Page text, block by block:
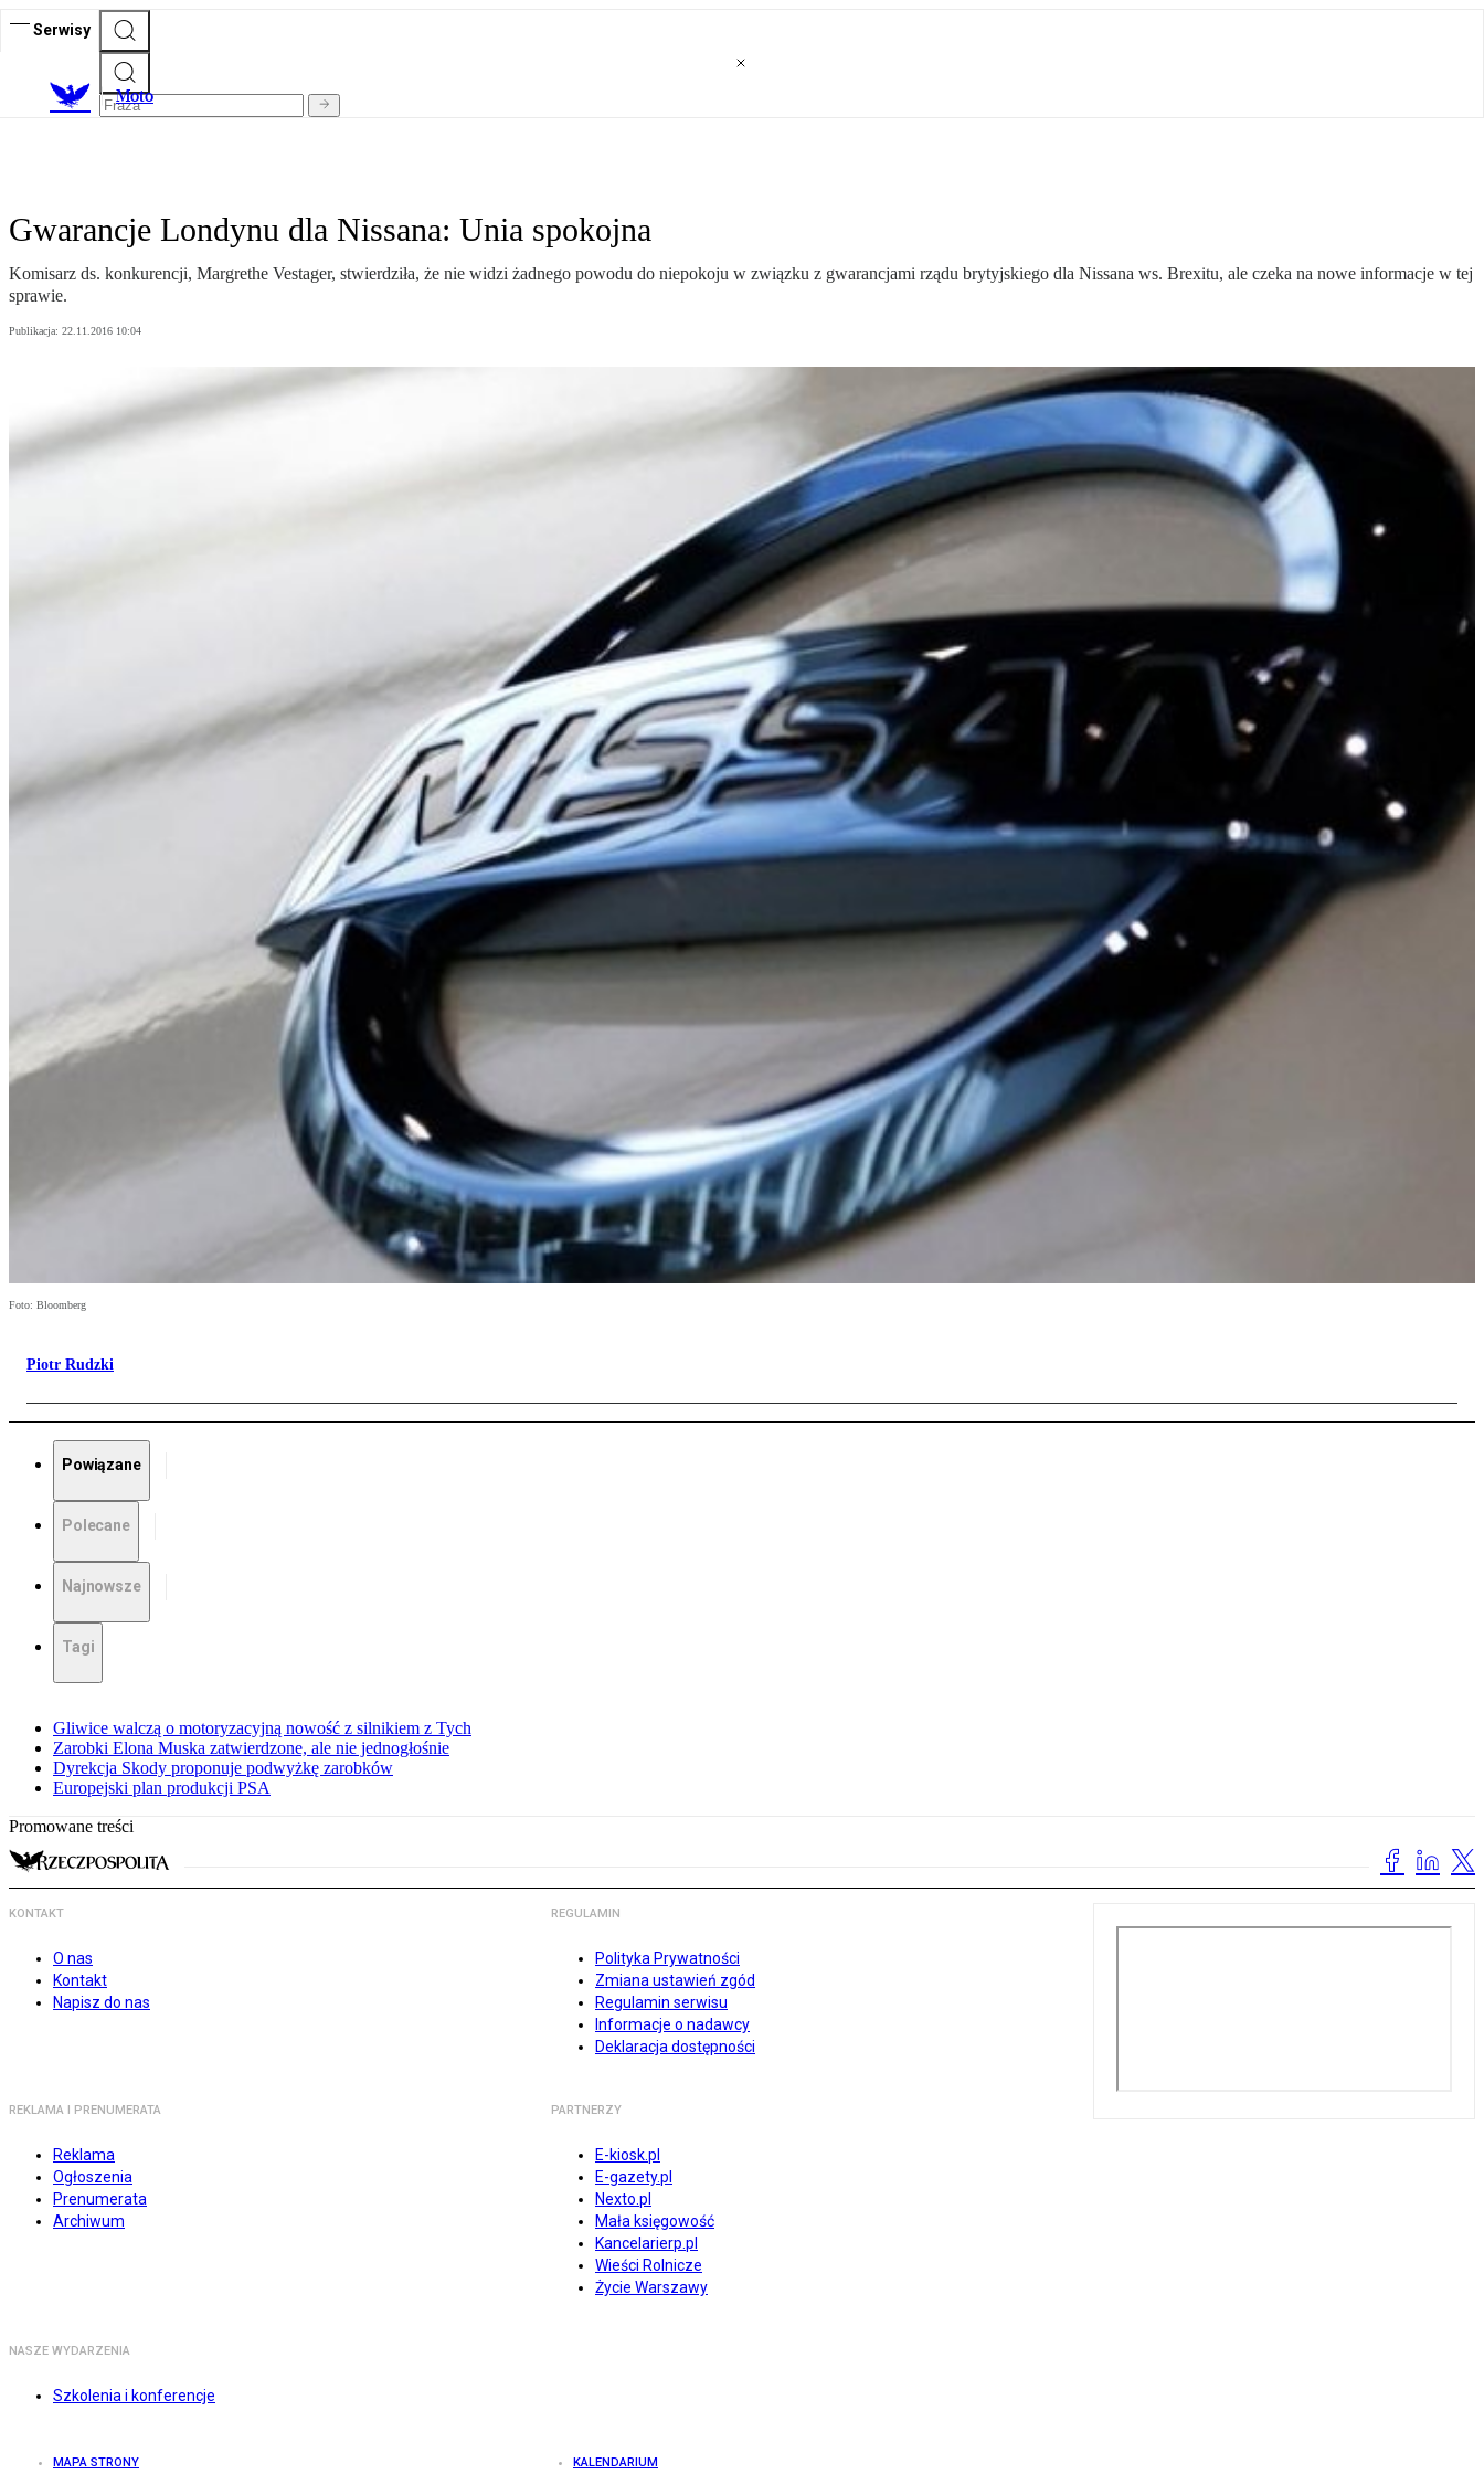
Serwisy
Moto
Gwarancje Londynu dla Nissana: Unia spokojna
Komisarz ds. konkurencji, Margrethe Vestager, stwierdziła, że nie widzi żadnego powodu do niepokoju w związku z gwarancjami rządu brytyjskiego dla Nissana ws. Brexitu, ale czeka na nowe informacje w tej
sprawie.
Publikacja: 22.11.2016 10:04
Foto: Bloomberg
Piotr Rudzki
Powiązane
Polecane
Najnowsze
Tagi
Gliwice walczą o motoryzacyjną nowość z silnikiem z Tych
Zarobki Elona Muska zatwierdzone, ale nie jednogłośnie
Dyrekcja Skody proponuje podwyżkę zarobków
Europejski plan produkcji PSA
Promowane treści
KONTAKT
O nas
Kontakt
Napisz do nas
REGULAMIN
Polityka Prywatności
Zmiana ustawień zgód
Regulamin serwisu
Informacje o nadawcy
Deklaracja dostępności
REKLAMA I PRENUMERATA
Reklama
Ogłoszenia
Prenumerata
Archiwum
PARTNERZY
E-kiosk.pl
E-gazety.pl
Nexto.pl
Mała księgowość
Kancelarierp.pl
Wieści Rolnicze
Życie Warszawy
NASZE WYDARZENIA
Szkolenia i konferencje
MAPA STRONY KALENDARIUM